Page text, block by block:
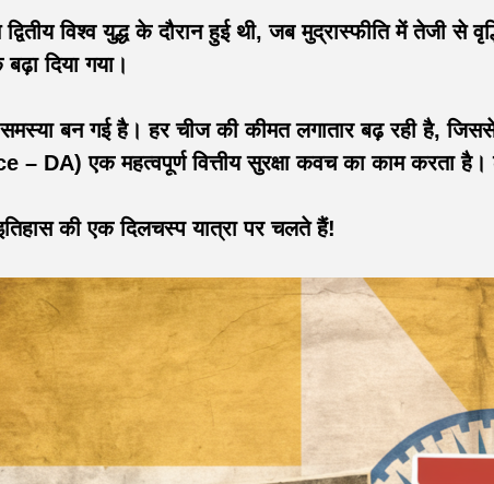
विश्व युद्ध के दौरान हुई थी, जब मुद्रास्फीति में
दिया गया।
बन गई है। हर चीज की कीमत लगातार बढ़ रही है, जिससे
– DA) एक महत्वपूर्ण वित्तीय सुरक्षा कवच का काम
की एक दिलचस्प यात्रा पर चलते हैं!